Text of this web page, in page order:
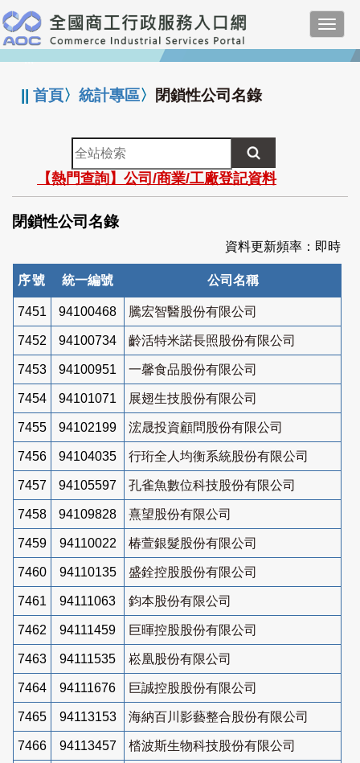
跳
到
主
要
:::
||首頁〉統計專區〉 閉鎖性公司名錄
全
站
檢
索
【熱門查詢】公司/商業/工廠登記資料
閉鎖性公司名錄
資料更新頻率：即時
序號 統一編號 公司名稱
7451 94100468 騰宏智醫股份有限公司
7452 94100734 齡活特米諾長照股份有限公司
7453 94100951 一馨食品股份有限公司
7454 94101071 展翅生技股份有限公司
7455 94102199 浤晟投資顧問股份有限公司
7456 94104035 行珩全人均衡系統股份有限公司
7457 94105597 孔雀魚數位科技股份有限公司
7458 94109828 熹望股份有限公司
7459 94110022 椿萱銀髮股份有限公司
7460 94110135 盛銓控股股份有限公司
7461 94111063 鈞本股份有限公司
7462 94111459 巨暉控股股份有限公司
7463 94111535 崧凰股份有限公司
7464 94111676 巨誠控股股份有限公司
7465 94113153 海納百川影藝整合股份有限公司
7466 94113457 㭼波斯生物科技股份有限公司